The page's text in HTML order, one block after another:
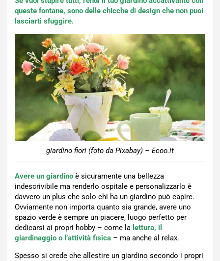
queste fontane, sono delle chicche di design che non puoi
lasciarti sfuggire.
giardino fiori (foto da Pixabay) – Ecoo.it
Avere un giardino è sicuramente una bellezza
indescrivibile ma renderlo ospitale e personalizzarlo è
davvero un plus che solo chi ha un giardino può capire.
Ovviamente non importa quanto sia grande, avere uno
spazio verde è sempre un piacere, luogo perfetto per
dedicarsi ai propri hobby – come la lettura, il
giardinaggio o l’attività fisica – ma anche al relax.
Spesso si crede che allestire un giardino secondo i propri